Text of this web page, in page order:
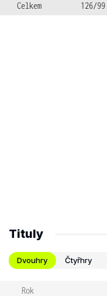
Celkem 126/99
Tituly
Dvouhry Čtyřhry
Rok